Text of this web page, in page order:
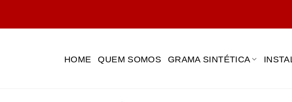
HOME QUEM SOMOS GRAMA SINTÉTICA